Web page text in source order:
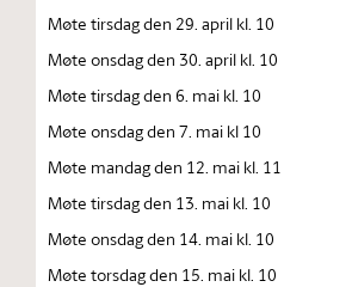
Møte tirsdag den 29. april kl. 10
Møte onsdag den 30. april kl. 10
Møte tirsdag den 6. mai kl. 10
Møte onsdag den 7. mai kl 10
Møte mandag den 12. mai kl. 11
Møte tirsdag den 13. mai kl. 10
Møte onsdag den 14. mai kl. 10
Møte torsdag den 15. mai kl. 10